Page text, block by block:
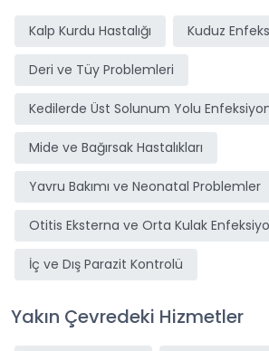
Kalp Kurdu Hastalığı Kuduz
Deri ve Tüy Problemleri
Kedilerde Üst Solunum Yolu
Mide ve Bağırsak Hastalıkları
Yavru Bakımı ve Neonatal Problemler
Otitis Eksterna ve Orta Kulak
İç ve Dış Parazit Kontrolü
Yakın Çevredeki Hizmetler